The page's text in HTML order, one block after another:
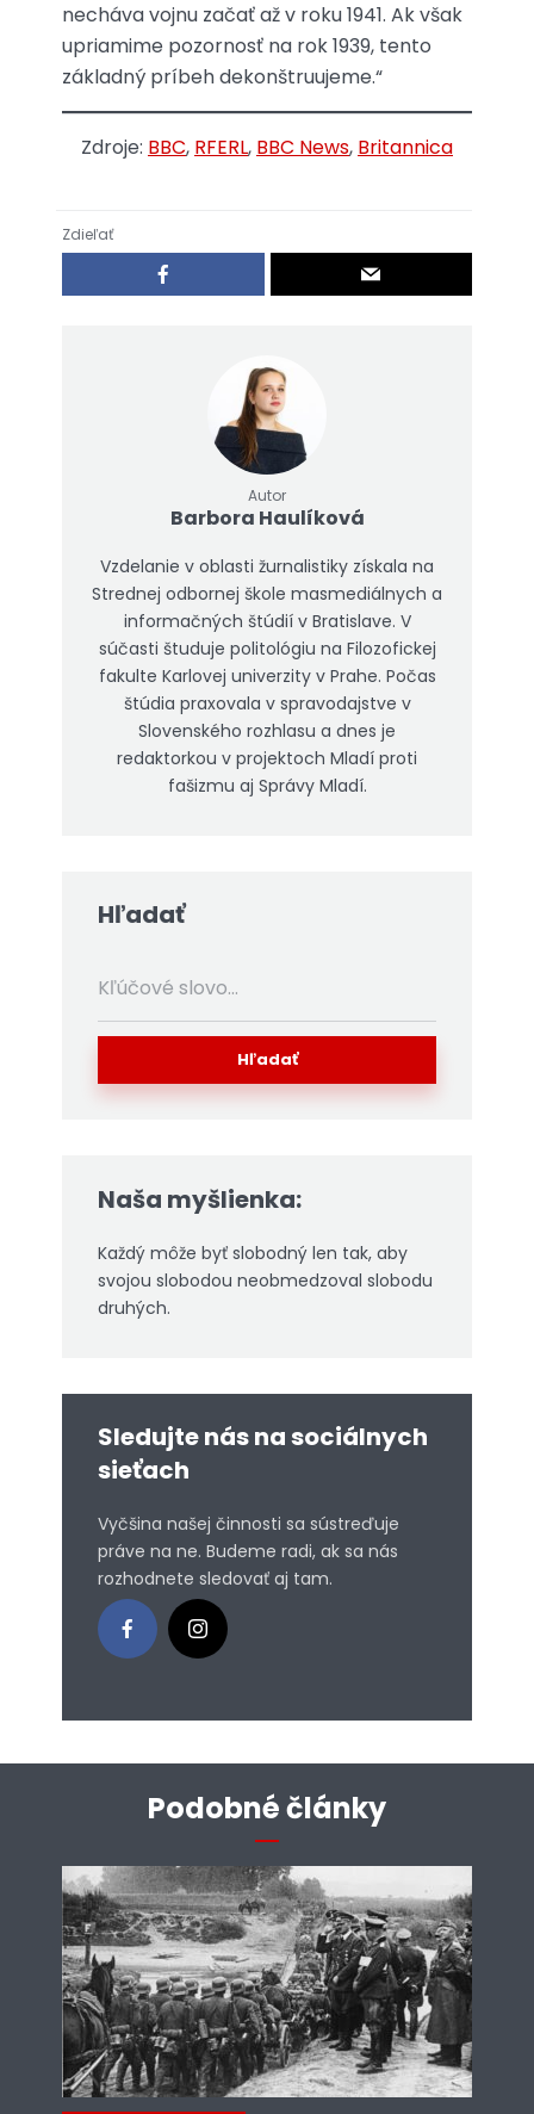
necháva vojnu začať až v roku 1941. Ak však
upriamime pozornosť na rok 1939, tento
základný príbeh dekonštruujeme.“
Zdroje: BBC, RFERL, BBC News, Britannica
Zdieľať
Autor
Barbora Haulíková
Vzdelanie v oblasti žurnalistiky získala na
Strednej odbornej škole masmediálnych a
informačných štúdií v Bratislave. V
súčasti študuje politológiu na Filozofickej
fakulte Karlovej univerzity v Prahe. Počas
štúdia praxovala v spravodajstve v
Slovenského rozhlasu a dnes je
redaktorkou v projektoch Mladí proti
fašizmu aj Správy Mladí.
Hľadať
Hľadať
Naša myšlienka:
Každý môže byť slobodný len tak, aby
svojou slobodou neobmedzoval slobodu
druhých.
Sledujte nás na sociálnych
sieťach
Vyčšina našej činnosti sa sústreďuje
práve na ne. Budeme radi, ak sa nás
rozhodnete sledovať aj tam.
Podobné články